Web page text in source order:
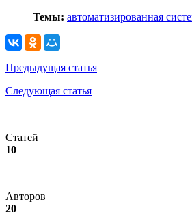
Темы: автоматизированная
Предыдущая статья
Следующая статья
Статей
10
Авторов
20